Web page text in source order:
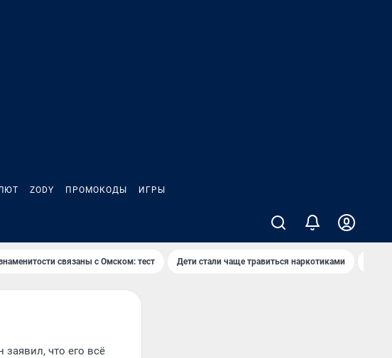
ZODY ПРОМОКОДЫ ИГРЫ
связаны с Омском: тест Дети стали чаще травиться наркотиками
что его всё